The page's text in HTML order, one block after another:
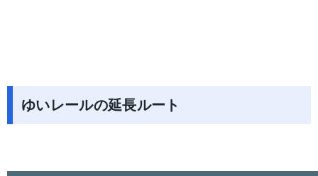
ゆいレールの延長ルート